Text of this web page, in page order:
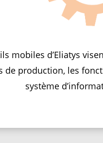
mobiles d’Eliatys
de production, les
système